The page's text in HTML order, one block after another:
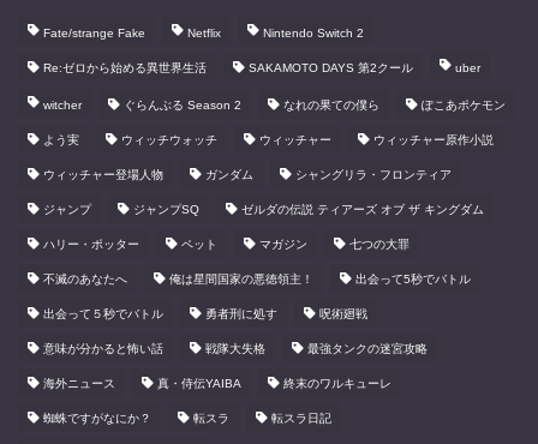
Fate/strange Fake Netflix Nintendo Switch 2
Re:ゼロから始める異世界生活 SAKAMOTO DAYS 第2クール uber
witcher ぐらんぶる Season 2 なれの果ての僕ら ぽこあポケモン
よう実 ウィッチウォッチ ウィッチャー ウィッチャー原作小説
ウィッチャー登場人物 ガンダム シャングリラ・フロンティア
ジャンプ ジャンプSQ ゼルダの伝説 ティアーズ オブ ザ キングダム
ハリー・ポッター ペット マガジン 七つの大罪
不滅のあなたへ 俺は星間国家の悪徳領主！ 出会って5秒でバトル
出会って５秒でバトル 勇者刑に処す 呪術廻戦
意味が分かると怖い話 戦隊大失格 最強タンクの迷宮攻略
海外ニュース 真・侍伝YAIBA 終末のワルキューレ
蜘蛛ですがなにか？ 転スラ 転スラ日記